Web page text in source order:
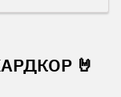
🤘